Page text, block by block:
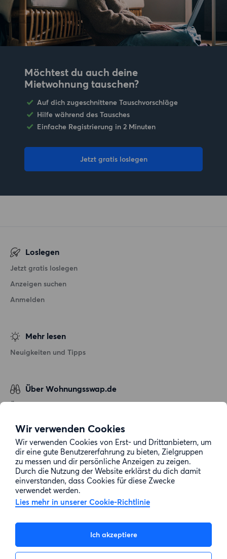
Wir verwenden Cookies
Wir verwenden Cookies von Erst- und Drittanbietern, um
dir eine gute Benutzererfahrung zu bieten, Zielgruppen
zu messen und dir persönliche Anzeigen zu zeigen.
Durch die Nutzung der Website erklärst du dich damit
einverstanden, dass Cookies für diese Zwecke
verwendet werden.
Lies mehr in unserer Cookie-Richtlinie
Ich akzeptiere
Möchtest du auch deine
Mietwohnung tauschen?
Auf dich zugeschnittene Tauschvorschläge
Hilfe während des Tausches
Einfache Registrierung in 2 Minuten
Jetzt gratis loslegen
Loslegen
Jetzt gratis loslegen
Anzeigen suchen
Anmelden
Mehr lesen
Neuigkeiten und Tipps
Über Wohnungsswap.de
Über uns
Datenschutz
Cookie-Richtlinie
Sitemap